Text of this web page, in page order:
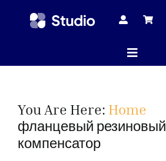
Toggle
You Are Here: Home
фланцевый резиновый
компенсатор